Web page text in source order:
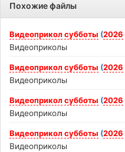
Похожие файлы
Видеоприкол субботы (2026
Видеоприколы
Видеоприкол субботы (2026
Видеоприколы
Видеоприкол субботы (2026
Видеоприколы
Видеоприкол субботы (2026
Видеоприколы